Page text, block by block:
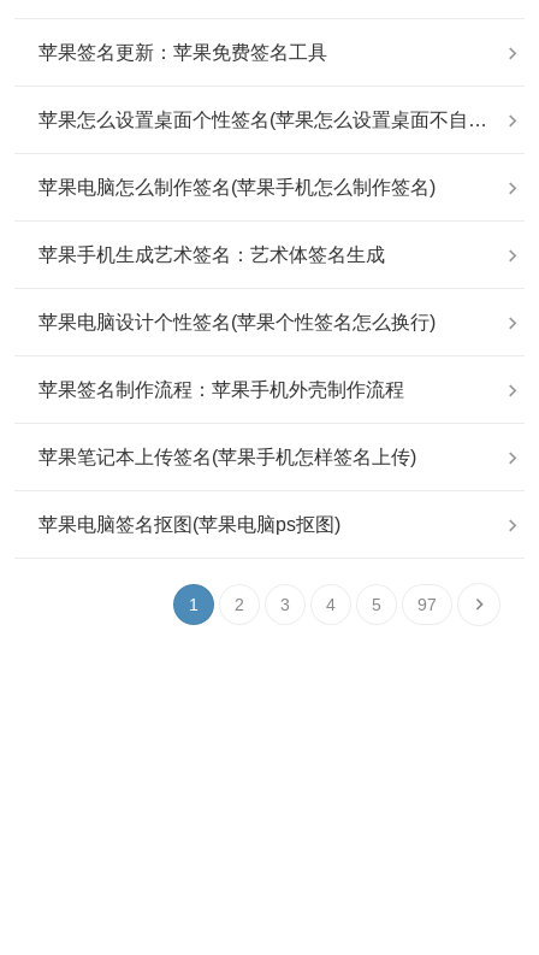
苹果签名更新：苹果免费签名工具
苹果怎么设置桌面个性签名(苹果怎么设置桌面不自动排列)
苹果电脑怎么制作签名(苹果手机怎么制作签名)
苹果手机生成艺术签名：艺术体签名生成
苹果电脑设计个性签名(苹果个性签名怎么换行)
苹果签名制作流程：苹果手机外壳制作流程
苹果笔记本上传签名(苹果手机怎样签名上传)
苹果电脑签名抠图(苹果电脑ps抠图)
1 2 3 4 5 97